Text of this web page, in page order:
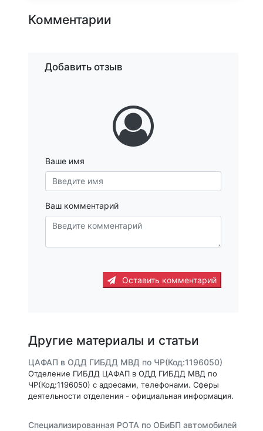
Комментарии
Добавить отзыв
Ваше имя
Ваш комментарий
Оставить комментарий
Другие материалы и статьи
ЦАФАП в ОДД ГИБДД МВД по ЧР(Код:1196050)
Отделение ГИБДД ЦАФАП в ОДД ГИБДД МВД по
ЧР(Код:1196050) с адресами, телефонами. Сферы
деятельности отделения - официальная информация.
Специализированная РОТА по ОБиБП автомобилей